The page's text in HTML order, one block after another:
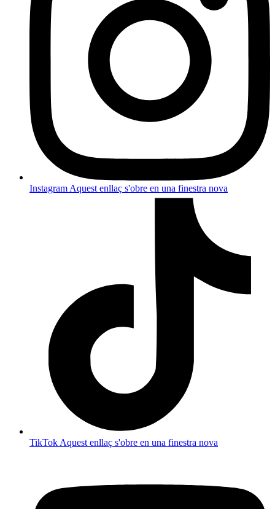
Instagram Aquest enllaç s'obre en una finestra nova
TikTok Aquest enllaç s'obre en una finestra nova